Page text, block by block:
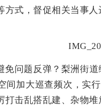
方式，督促相关当事
免问题反弹？梨洲街
间加大巡查频次，实
打击乱搭乱建、杂物堆